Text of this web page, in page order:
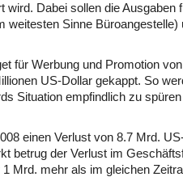
wird. Dabei sollen die Ausgaben
weitesten Sinne Büroangestelle)
für Werbung und Promotion
US-Dollar gekappt. So
Situation empfindlich zu spüren
einen Verlust von 8.7 Mrd.
betrug der Verlust im
Mrd. mehr als im gleichen